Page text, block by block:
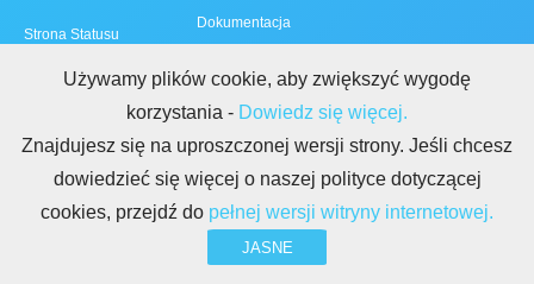
Strona Statusu
Dokumentacja
Używamy plików cookie, aby zwiększyć wygodę
korzystania - Dowiedz się więcej.
Znajdujesz się na uproszczonej wersji strony. Jeśli chcesz
dowiedzieć się więcej o naszej polityce dotyczącej
cookies, przejdź do pełnej wersji witryny internetowej.
JASNE